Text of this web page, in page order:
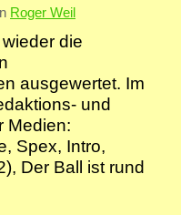
Roger Weil
die
ausgewertet. Im
und
Medien:
Spex, Intro,
Der Ball ist rund